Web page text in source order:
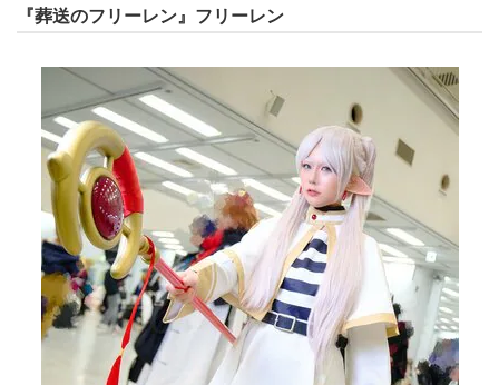
『葬送のフリーレン』フリーレン